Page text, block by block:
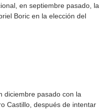
en septiembre pasado, la
Boric en la elección del
diciembre pasado con la
Castillo, después de intentar